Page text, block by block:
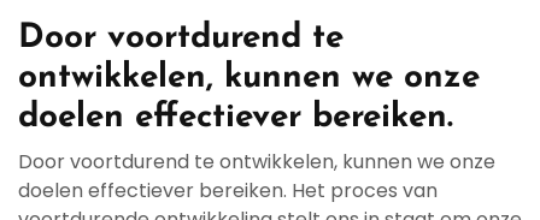
Door voortdurend te
ontwikkelen, kunnen we onze
doelen effectiever bereiken.
Door voortdurend te ontwikkelen, kunnen we onze
doelen effectiever bereiken. Het proces van